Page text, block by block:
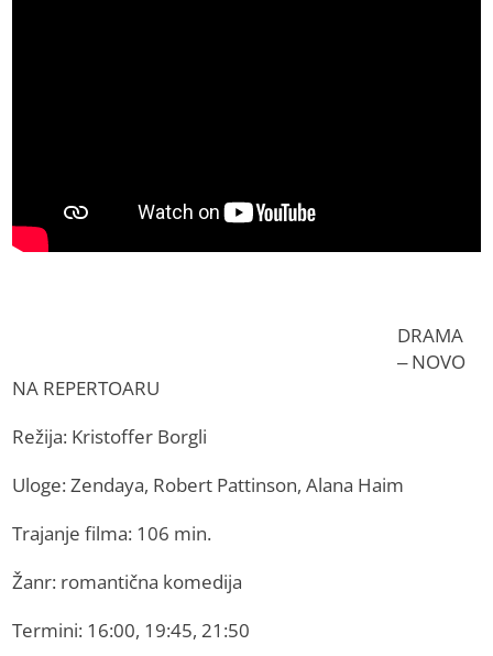
DRAMA
– NOVO
NA REPERTOARU
Režija: Kristoffer Borgli
Uloge: Zendaya, Robert Pattinson, Alana Haim
Trajanje filma: 106 min.
Žanr: romantična komedija
Termini: 16:00, 19:45, 21:50